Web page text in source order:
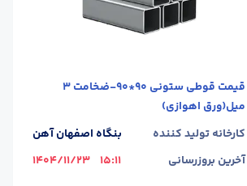
قیمت
قوطی ستونی 90*90-ضخامت 3
میل(ورق اهوازی)
کارخانه تولید کننده
بنگاه اصفهان آهن
آخرین بروزرسانی
15:11
1404/11/23